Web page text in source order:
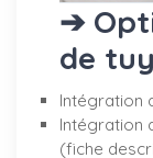
➔
de
Intégration
Intégration
(fiche